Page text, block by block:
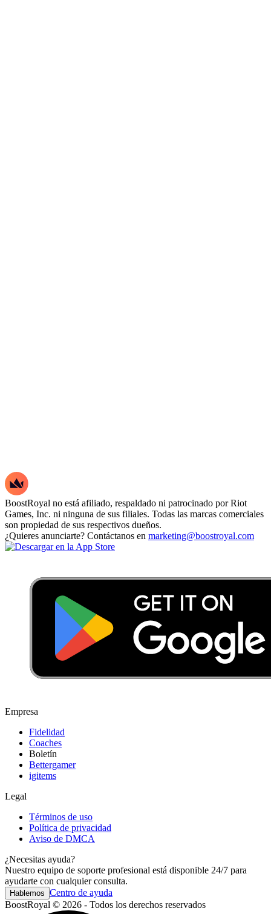
BoostRoyal no está afiliado, respaldado ni patrocinado por Riot
Games, Inc. ni ninguna de sus filiales. Todas las marcas comerciales
son propiedad de sus respectivos dueños.
¿Quieres anunciarte? Contáctanos en marketing@boostroyal.com
Empresa
Fidelidad
Coaches
Boletín
Bettergamer
igitems
Legal
Términos de uso
Política de privacidad
Aviso de DMCA
¿Necesitas ayuda?
Nuestro equipo de soporte profesional está disponible 24/7 para
ayudarte con cualquier consulta.
Hablemos Centro de ayuda
BoostRoyal © 2026 - Todos los derechos reservados